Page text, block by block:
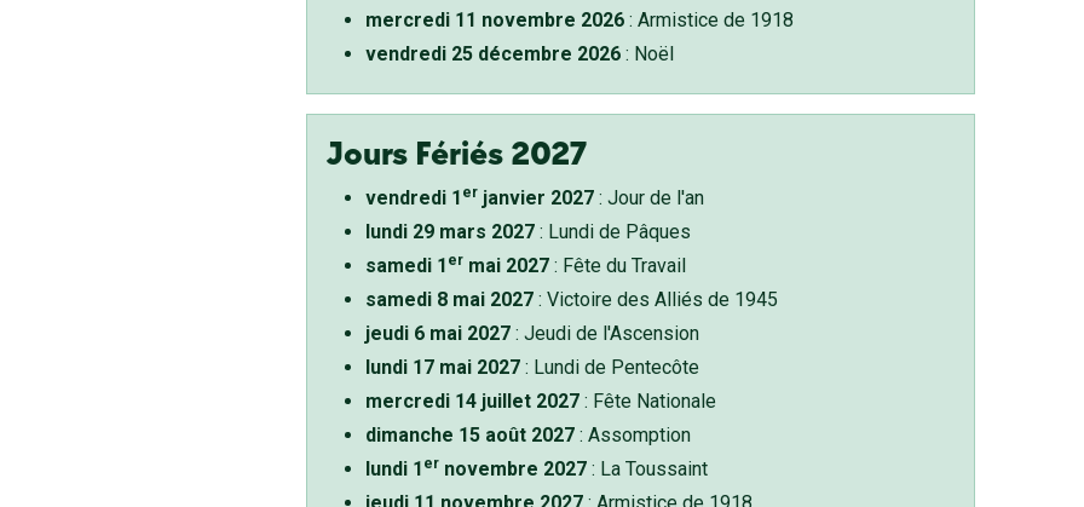
mercredi 11 novembre 2026: Armistice de 1918
vendredi 25 décembre 2026: Noël
Jours Fériés 2027
vendredi 1 erjanvier 2027: Jour de l'an
lundi 29 mars 2027: Lundi de Pâques
samedi 1 ermai 2027: Fête du Travail
samedi 8 mai 2027: Victoire des Alliés de 1945
jeudi 6 mai 2027: Jeudi de l'Ascension
lundi 17 mai 2027: Lundi de Pentecôte
mercredi 14 juillet 2027: Fête Nationale
dimanche 15 août 2027: Assomption
lundi 1 ernovembre 2027: La Toussaint
jeudi 11 novembre 2027: Armistice de 1918